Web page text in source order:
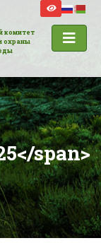
комитет
охраны
span>